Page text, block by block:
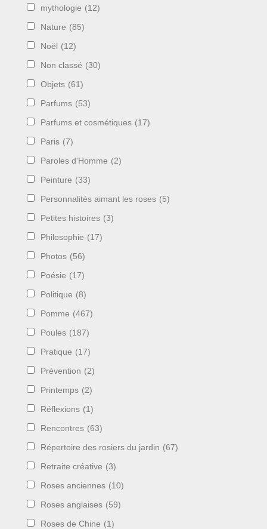
mythologie (12)
Nature (85)
Noël (12)
Non classé (30)
Objets (61)
Parfums (53)
Parfums et cosmétiques (17)
Paris (7)
Paroles d'Homme (2)
Peinture (33)
Personnalités aimant les roses (5)
Petites histoires (3)
Philosophie (17)
Photos (56)
Poésie (17)
Politique (8)
Pomme (467)
Poules (187)
Pratique (17)
Prévention (2)
Printemps (2)
Réflexions (1)
Rencontres (63)
Répertoire des rosiers du jardin (67)
Retraite créative (3)
Roses anciennes (10)
Roses anglaises (59)
Roses de Chine (1)